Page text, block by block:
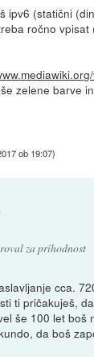
ipv6 (statični
ročno vpisat
zelene barve
ob 19:07)
za prihodnost
cca.
ti pričakuješ,
še 100 let boš
da boš